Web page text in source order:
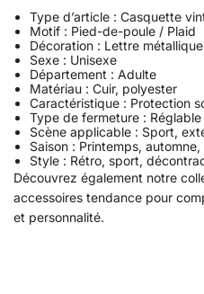
Type d’article : Casquette
Motif : Pied-de-poule / Plaid
Décoration : Lettre
Sexe : Unisexe
Département : Adulte
Matériau : Cuir, polyester
Caractéristique : Protection
Type de fermeture : Réglable
Scène applicable : Sport,
Saison : Printemps, automne,
Style : Rétro, sport,
Découvrez également notre
accessoires tendance pour
et personnalité.